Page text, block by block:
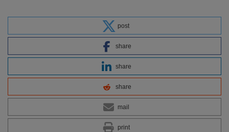
post
share
share
share
mail
print